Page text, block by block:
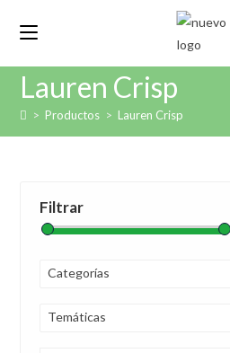
Lauren Crisp
> Productos > Lauren Crisp
Filtrar
Categorías
Temáticas